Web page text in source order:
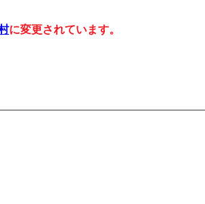
に変更されています。